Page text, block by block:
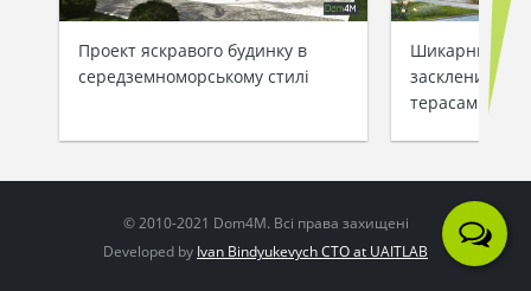
Проект яскравого будинку в
середземноморському стилі
Шикарний
заскленими
терасами
© 2010-2021 Dom4M. Всі права захищені
Developed by Ivan Bindyukevych CTO at UAITLAB